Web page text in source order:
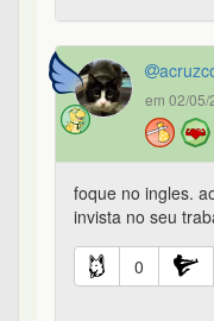
em 02/05/
foque no ingles.
invista no seu
0